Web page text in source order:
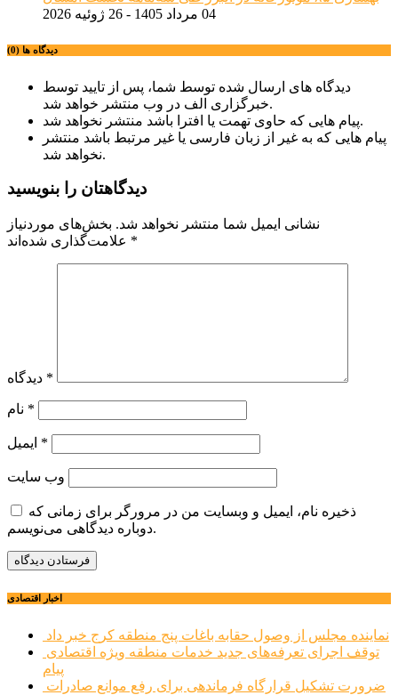
04 مرداد 1405 - 26 ژوئیه 2026
دیدگاه ها (0)
دیدگاه های ارسال شده توسط شما، پس از تایید توسط
خبرگزاری الف در وب منتشر خواهد شد.
پیام هایی که حاوی تهمت یا افترا باشد منتشر نخواهد شد.
پیام هایی که به غیر از زبان فارسی یا غیر مرتبط باشد منتشر
نخواهد شد.
دیدگاهتان را بنویسید
نشانی ایمیل شما منتشر نخواهد شد. بخش‌های موردنیاز
*
*
*
*
وب‌ سایت
ذخیره نام، ایمیل و وبسایت من در مرورگر برای زمانی که
دوباره دیدگاهی می‌نویسم.
اخبار اقتصادی
نماینده مجلس از وصول حقابه باغات پنج منطقه کرج خبر داد
پیام